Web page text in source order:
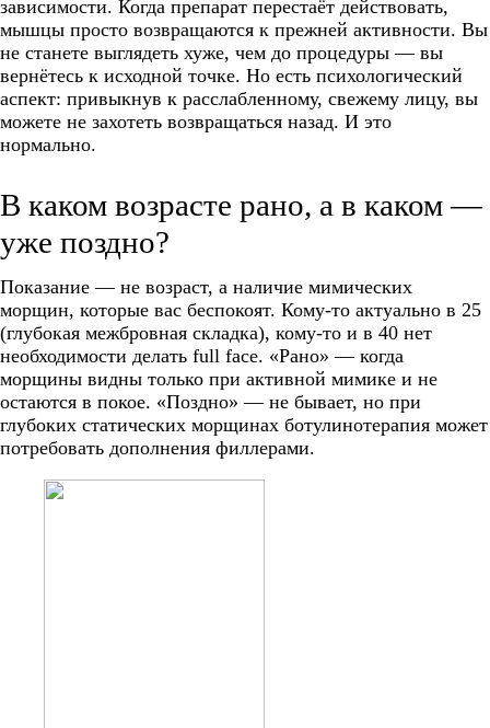
зависимости. Когда препарат перестаёт действовать,
мышцы просто возвращаются к прежней активности. Вы
не станете выглядеть хуже, чем до процедуры — вы
вернётесь к исходной точке. Но есть психологический
аспект: привыкнув к расслабленному, свежему лицу, вы
можете не захотеть возвращаться назад. И это
нормально.
В каком возрасте рано, а в каком —
уже поздно?
Показание — не возраст, а наличие мимических
морщин, которые вас беспокоят. Кому-то актуально в 25
(глубокая межбровная складка), кому-то и в 40 нет
необходимости делать full face. «Рано» — когда
морщины видны только при активной мимике и не
остаются в покое. «Поздно» — не бывает, но при
глубоких статических морщинах ботулинотерапия может
потребовать дополнения филлерами.